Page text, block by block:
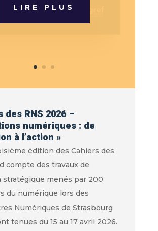
LIRE PLUS
des RNS 2026 –
numériques : de
à l’action »
édition des Cahiers des
compte des travaux de
stratégique menés par 200
du numérique lors des
Numériques de Strasbourg
tenues du 15 au 17 avril 2026.